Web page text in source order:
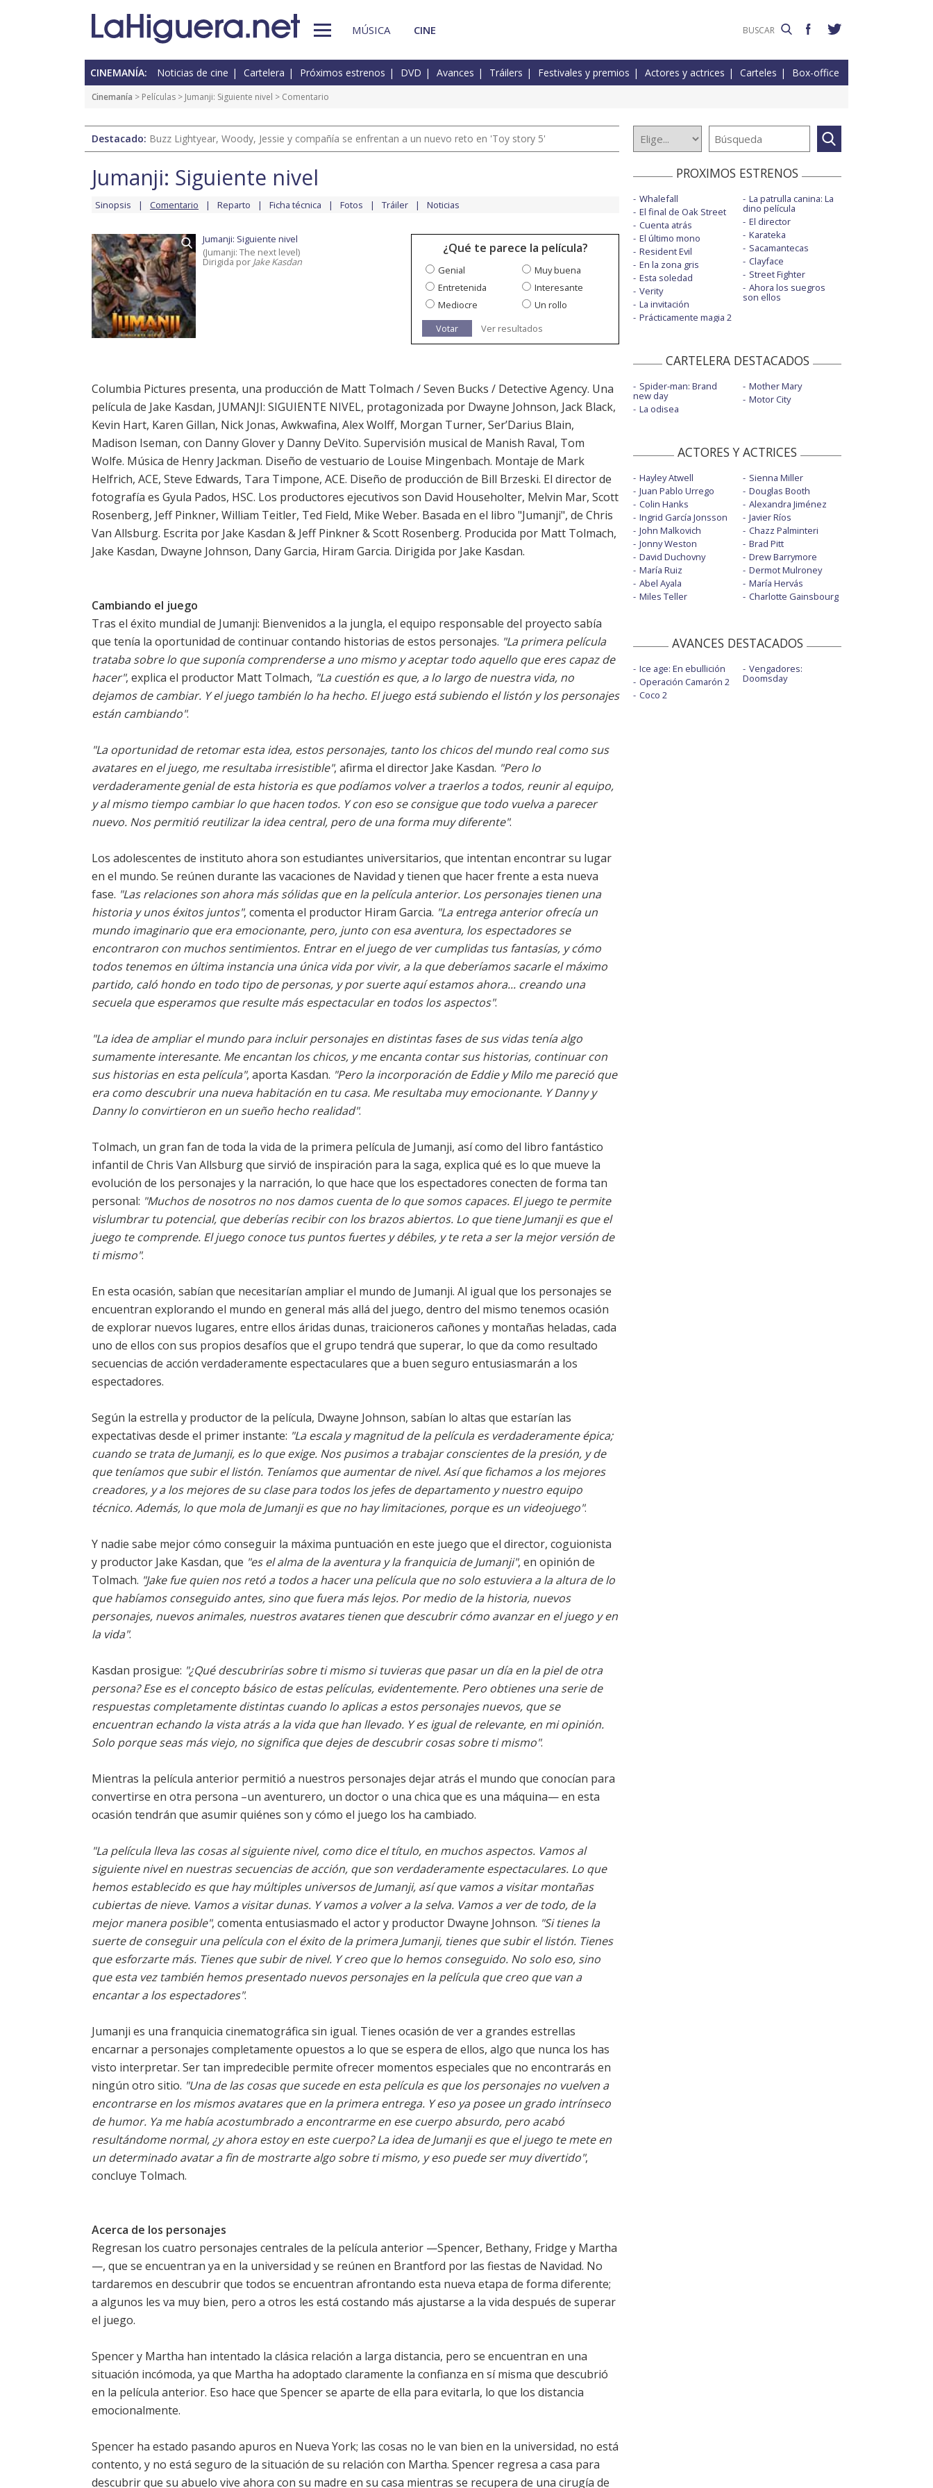
MÚSICA CINE
CINEMANÍA: Noticias de cine Cartelera Próximos estrenos DVD Avances Tráilers Festivales y premios Actores y actrices Carteles Box-office
Cinemanía > Películas > Jumanji: Siguiente nivel > Comentario
Destacado: Buzz Lightyear, Woody, Jessie y compañía se enfrentan a un nuevo reto en 'Toy story 5'
Jumanji: Siguiente nivel
Sinopsis Comentario Reparto Ficha técnica Fotos Tráiler Noticias
Jumanji: Siguiente nivel
(Jumanji: The next level)
Dirigida por Jake Kasdan
¿Qué te parece la película?
Genial
Muy buena
Entretenida
Interesante
Mediocre
Un rollo
Votar
Ver resultados
Columbia Pictures presenta, una producción de Matt Tolmach / Seven Bucks / Detective Agency. Una
película de Jake Kasdan, JUMANJI: SIGUIENTE NIVEL, protagonizada por Dwayne Johnson, Jack Black,
Kevin Hart, Karen Gillan, Nick Jonas, Awkwafina, Alex Wolff, Morgan Turner, Ser’Darius Blain,
Madison Iseman, con Danny Glover y Danny DeVito. Supervisión musical de Manish Raval, Tom
Wolfe. Música de Henry Jackman. Diseño de vestuario de Louise Mingenbach. Montaje de Mark
Helfrich, ACE, Steve Edwards, Tara Timpone, ACE. Diseño de producción de Bill Brzeski. El director de
fotografía es Gyula Pados, HSC. Los productores ejecutivos son David Householter, Melvin Mar, Scott
Rosenberg, Jeff Pinkner, William Teitler, Ted Field, Mike Weber. Basada en el libro "Jumanji", de Chris
Van Allsburg. Escrita por Jake Kasdan & Jeff Pinkner & Scott Rosenberg. Producida por Matt Tolmach,
Jake Kasdan, Dwayne Johnson, Dany Garcia, Hiram Garcia. Dirigida por Jake Kasdan.
Cambiando el juego
Tras el éxito mundial de Jumanji: Bienvenidos a la jungla, el equipo responsable del proyecto sabía
que tenía la oportunidad de continuar contando historias de estos personajes. "La primera película
trataba sobre lo que suponía comprenderse a uno mismo y aceptar todo aquello que eres capaz de
hacer", explica el productor Matt Tolmach, "La cuestión es que, a lo largo de nuestra vida, no
dejamos de cambiar. Y el juego también lo ha hecho. El juego está subiendo el listón y los personajes
están cambiando".
"La oportunidad de retomar esta idea, estos personajes, tanto los chicos del mundo real como sus
avatares en el juego, me resultaba irresistible", afirma el director Jake Kasdan. "Pero lo
verdaderamente genial de esta historia es que podíamos volver a traerlos a todos, reunir al equipo,
y al mismo tiempo cambiar lo que hacen todos. Y con eso se consigue que todo vuelva a parecer
nuevo. Nos permitió reutilizar la idea central, pero de una forma muy diferente".
Los adolescentes de instituto ahora son estudiantes universitarios, que intentan encontrar su lugar
en el mundo. Se reúnen durante las vacaciones de Navidad y tienen que hacer frente a esta nueva
fase. "Las relaciones son ahora más sólidas que en la película anterior. Los personajes tienen una
historia y unos éxitos juntos", comenta el productor Hiram Garcia. "La entrega anterior ofrecía un
mundo imaginario que era emocionante, pero, junto con esa aventura, los espectadores se
encontraron con muchos sentimientos. Entrar en el juego de ver cumplidas tus fantasías, y cómo
todos tenemos en última instancia una única vida por vivir, a la que deberíamos sacarle el máximo
partido, caló hondo en todo tipo de personas, y por suerte aquí estamos ahora... creando una
secuela que esperamos que resulte más espectacular en todos los aspectos".
"La idea de ampliar el mundo para incluir personajes en distintas fases de sus vidas tenía algo
sumamente interesante. Me encantan los chicos, y me encanta contar sus historias, continuar con
sus historias en esta película", aporta Kasdan. "Pero la incorporación de Eddie y Milo me pareció que
era como descubrir una nueva habitación en tu casa. Me resultaba muy emocionante. Y Danny y
Danny lo convirtieron en un sueño hecho realidad".
Tolmach, un gran fan de toda la vida de la primera película de Jumanji, así como del libro fantástico
infantil de Chris Van Allsburg que sirvió de inspiración para la saga, explica qué es lo que mueve la
evolución de los personajes y la narración, lo que hace que los espectadores conecten de forma tan
personal: "Muchos de nosotros no nos damos cuenta de lo que somos capaces. El juego te permite
vislumbrar tu potencial, que deberías recibir con los brazos abiertos. Lo que tiene Jumanji es que el
juego te comprende. El juego conoce tus puntos fuertes y débiles, y te reta a ser la mejor versión de
ti mismo".
En esta ocasión, sabían que necesitarían ampliar el mundo de Jumanji. Al igual que los personajes se
encuentran explorando el mundo en general más allá del juego, dentro del mismo tenemos ocasión
de explorar nuevos lugares, entre ellos áridas dunas, traicioneros cañones y montañas heladas, cada
uno de ellos con sus propios desafíos que el grupo tendrá que superar, lo que da como resultado
secuencias de acción verdaderamente espectaculares que a buen seguro entusiasmarán a los
espectadores.
Según la estrella y productor de la película, Dwayne Johnson, sabían lo altas que estarían las
expectativas desde el primer instante: "La escala y magnitud de la película es verdaderamente épica;
cuando se trata de Jumanji, es lo que exige. Nos pusimos a trabajar conscientes de la presión, y de
que teníamos que subir el listón. Teníamos que aumentar de nivel. Así que fichamos a los mejores
creadores, y a los mejores de su clase para todos los jefes de departamento y nuestro equipo
técnico. Además, lo que mola de Jumanji es que no hay limitaciones, porque es un videojuego".
Y nadie sabe mejor cómo conseguir la máxima puntuación en este juego que el director, coguionista
y productor Jake Kasdan, que "es el alma de la aventura y la franquicia de Jumanji", en opinión de
Tolmach. "Jake fue quien nos retó a todos a hacer una película que no solo estuviera a la altura de lo
que habíamos conseguido antes, sino que fuera más lejos. Por medio de la historia, nuevos
personajes, nuevos animales, nuestros avatares tienen que descubrir cómo avanzar en el juego y en
la vida".
Kasdan prosigue: "¿Qué descubrirías sobre ti mismo si tuvieras que pasar un día en la piel de otra
persona? Ese es el concepto básico de estas películas, evidentemente. Pero obtienes una serie de
respuestas completamente distintas cuando lo aplicas a estos personajes nuevos, que se
encuentran echando la vista atrás a la vida que han llevado. Y es igual de relevante, en mi opinión.
Solo porque seas más viejo, no significa que dejes de descubrir cosas sobre ti mismo".
Mientras la película anterior permitió a nuestros personajes dejar atrás el mundo que conocían para
convertirse en otra persona –un aventurero, un doctor o una chica que es una máquina— en esta
ocasión tendrán que asumir quiénes son y cómo el juego los ha cambiado.
"La película lleva las cosas al siguiente nivel, como dice el título, en muchos aspectos. Vamos al
siguiente nivel en nuestras secuencias de acción, que son verdaderamente espectaculares. Lo que
hemos establecido es que hay múltiples universos de Jumanji, así que vamos a visitar montañas
cubiertas de nieve. Vamos a visitar dunas. Y vamos a volver a la selva. Vamos a ver de todo, de la
mejor manera posible", comenta entusiasmado el actor y productor Dwayne Johnson. "Si tienes la
suerte de conseguir una película con el éxito de la primera Jumanji, tienes que subir el listón. Tienes
que esforzarte más. Tienes que subir de nivel. Y creo que lo hemos conseguido. No solo eso, sino
que esta vez también hemos presentado nuevos personajes en la película que creo que van a
encantar a los espectadores".
Jumanji es una franquicia cinematográfica sin igual. Tienes ocasión de ver a grandes estrellas
encarnar a personajes completamente opuestos a lo que se espera de ellos, algo que nunca los has
visto interpretar. Ser tan impredecible permite ofrecer momentos especiales que no encontrarás en
ningún otro sitio. "Una de las cosas que sucede en esta película es que los personajes no vuelven a
encontrarse en los mismos avatares que en la primera entrega. Y eso ya posee un grado intrínseco
de humor. Ya me había acostumbrado a encontrarme en ese cuerpo absurdo, pero acabó
resultándome normal, ¿y ahora estoy en este cuerpo? La idea de Jumanji es que el juego te mete en
un determinado avatar a fin de mostrarte algo sobre ti mismo, y eso puede ser muy divertido",
concluye Tolmach.
Acerca de los personajes
Regresan los cuatro personajes centrales de la película anterior —Spencer, Bethany, Fridge y Martha
—, que se encuentran ya en la universidad y se reúnen en Brantford por las fiestas de Navidad. No
tardaremos en descubrir que todos se encuentran afrontando esta nueva etapa de forma diferente;
a algunos les va muy bien, pero a otros les está costando más ajustarse a la vida después de superar
el juego.
Spencer y Martha han intentado la clásica relación a larga distancia, pero se encuentran en una
situación incómoda, ya que Martha ha adoptado claramente la confianza en sí misma que descubrió
en la película anterior. Eso hace que Spencer se aparte de ella para evitarla, lo que los distancia
emocionalmente.
Spencer ha estado pasando apuros en Nueva York; las cosas no le van bien en la universidad, no está
contento, y no está seguro de la situación de su relación con Martha. Spencer regresa a casa para
descubrir que su abuelo vive ahora con su madre en su casa mientras se recupera de una cirugía de
PROXIMOS ESTRENOS
Whalefall
El final de Oak Street
Cuenta atrás
El último mono
Resident Evil
En la zona gris
Esta soledad
Verity
La invitación
Prácticamente magia 2
La patrulla canina: La
dino película
El director
Karateka
Sacamantecas
Clayface
Street Fighter
Ahora los suegros
son ellos
CARTELERA DESTACADOS
Spider-man: Brand
new day
La odisea
Mother Mary
Motor City
ACTORES Y ACTRICES
Hayley Atwell
Juan Pablo Urrego
Colin Hanks
Ingrid García Jonsson
John Malkovich
Jonny Weston
David Duchovny
María Ruiz
Abel Ayala
Miles Teller
Sienna Miller
Douglas Booth
Alexandra Jiménez
Javier Ríos
Chazz Palminteri
Brad Pitt
Drew Barrymore
Dermot Mulroney
María Hervás
Charlotte Gainsbourg
AVANCES DESTACADOS
Ice age: En ebullición
Operación Camarón 2
Coco 2
Vengadores:
Doomsday